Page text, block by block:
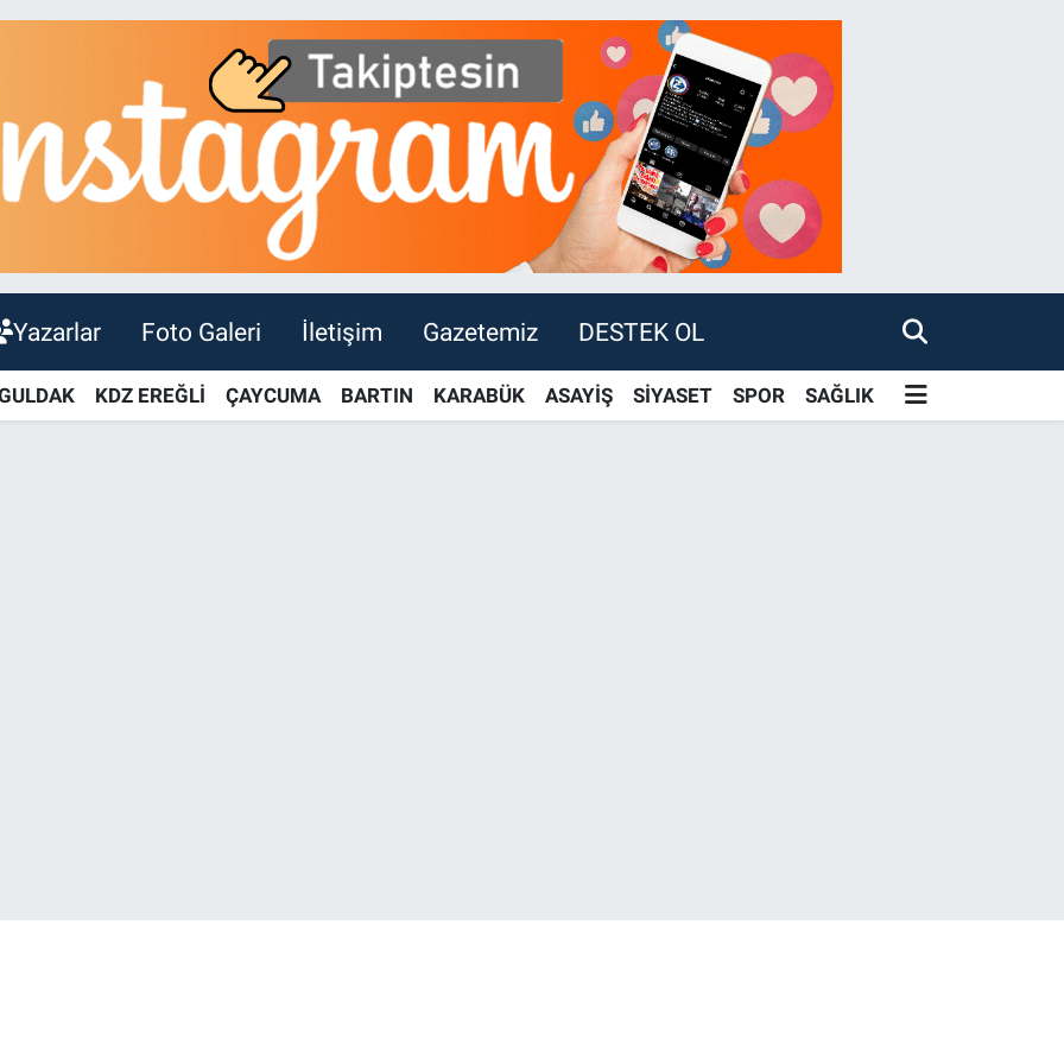
Yazarlar Foto Galeri İletişim Gazetemiz DESTEK OL
KDZ EREĞLİ ÇAYCUMA BARTIN KARABÜK ASAYİŞ SİYASET SPOR SAĞLIK